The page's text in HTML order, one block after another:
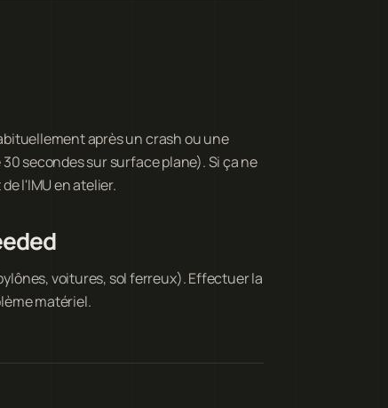
après un crash ou une
secondes sur surface plane). Si ça ne
l'IMU en atelier.
voitures, sol ferreux). Effectuer la
matériel.